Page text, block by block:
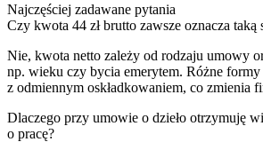
Najczęściej zadawane pytania
Czy kwota 44 zł brutto zawsze oznacza taką
Nie, kwota netto zależy od rodzaju umowy
np. wieku czy bycia emerytem. Różne
z odmiennym oskładkowaniem, co zmienia
Dlaczego przy umowie o dzieło otrzymuję
o pracę?